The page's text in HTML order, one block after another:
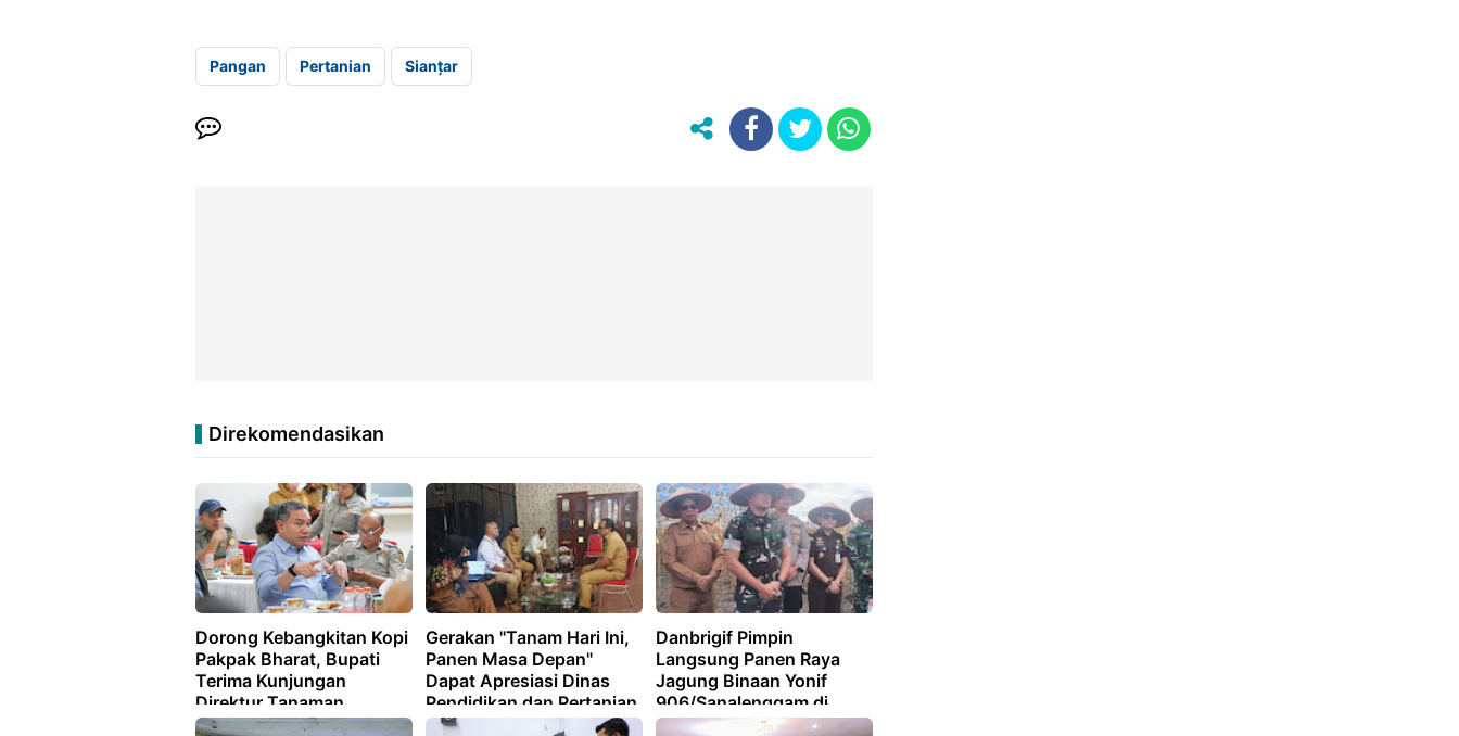
Pangan Pertanian Sianțar
Direkomendasikan
Dorong Kebangkitan Kopi
Pakpak Bharat, Bupati
Terima Kunjungan
Direktur Tanaman
Semusim Kementan RI
Gerakan "Tanam Hari Ini,
Panen Masa Depan"
Dapat Apresiasi Dinas
Pendidikan dan Pertanian
Langkat
Danbrigif Pimpin
Langsung Panen Raya
Jagung Binaan Yonif
906/Sanalenggam di
Pakpak Bharat